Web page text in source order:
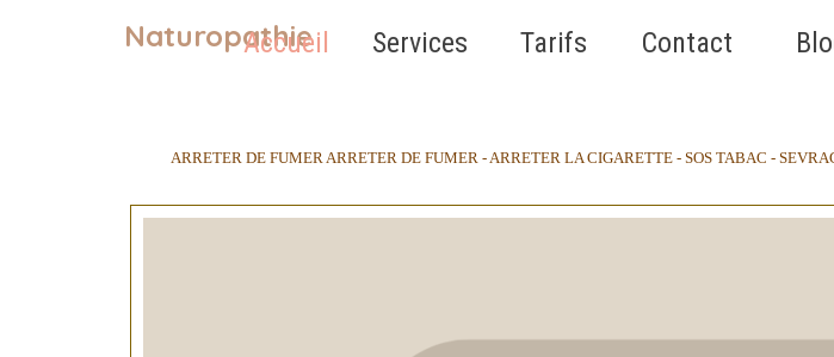
Naturopathie Sauter le menu
Accueil Services ▼
Tarifs ▼
Contact ▼
ARRETER DE FUMER ARRETER DE FUMER - ARRETER LA CIGARETTE - SOS TABAC -